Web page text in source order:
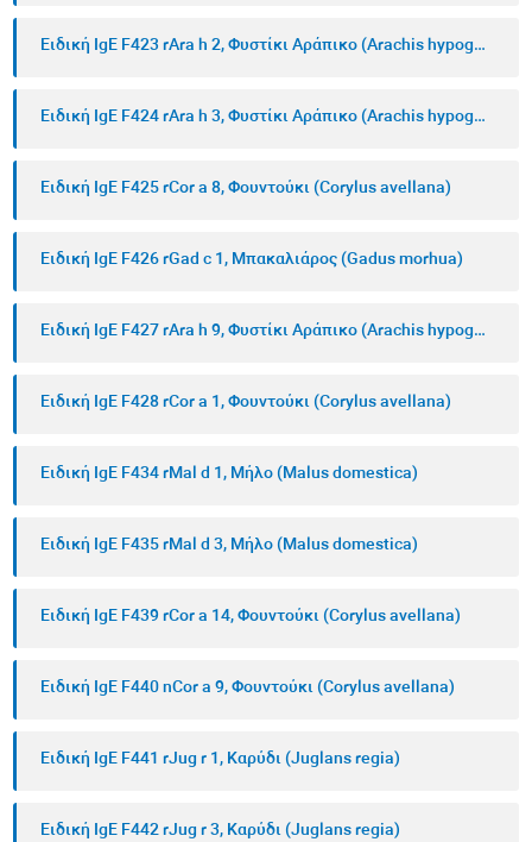
Ειδική IgE F423 rAra h 2, Φυστίκι Αράπικο (Arachis hypogaea)
Ειδική IgE F424 rAra h 3, Φυστίκι Αράπικο (Arachis hypogaea)
Ειδική IgE F425 rCor a 8, Φουντούκι (Corylus avellana)
Ειδική IgE F426 rGad c 1, Μπακαλιάρος (Gadus morhua)
Ειδική IgE F427 rAra h 9, Φυστίκι Αράπικο (Arachis hypogaea)
Ειδική IgE F428 rCor a 1, Φουντούκι (Corylus avellana)
Ειδική IgE F434 rMal d 1, Μήλο (Malus domestica)
Ειδική IgE F435 rMal d 3, Μήλο (Malus domestica)
Ειδική IgE F439 rCor a 14, Φουντούκι (Corylus avellana)
Ειδική IgE F440 nCor a 9, Φουντούκι (Corylus avellana)
Ειδική IgE F441 rJug r 1, Καρύδι (Juglans regia)
Ειδική IgE F442 rJug r 3, Καρύδι (Juglans regia)